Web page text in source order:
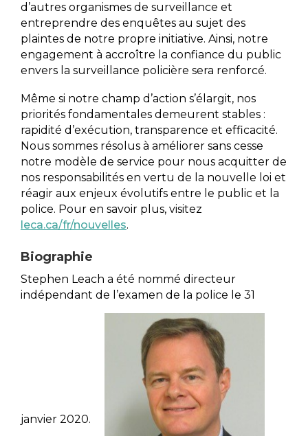
d’autres organismes de surveillance et
entreprendre des enquêtes au sujet des
plaintes de notre propre initiative. Ainsi, notre
engagement à accroître la confiance du public
envers la surveillance policière sera renforcé.
Même si notre champ d’action s’élargit, nos
priorités fondamentales demeurent stables :
rapidité d’exécution, transparence et efficacité.
Nous sommes résolus à améliorer sans cesse
notre modèle de service pour nous acquitter de
nos responsabilités en vertu de la nouvelle loi et
réagir aux enjeux évolutifs entre le public et la
police. Pour en savoir plus, visitez
leca.ca/fr/nouvelles.
Biographie
Stephen Leach a été nommé directeur
indépendant de l’examen de la police le 31
janvier 2020.